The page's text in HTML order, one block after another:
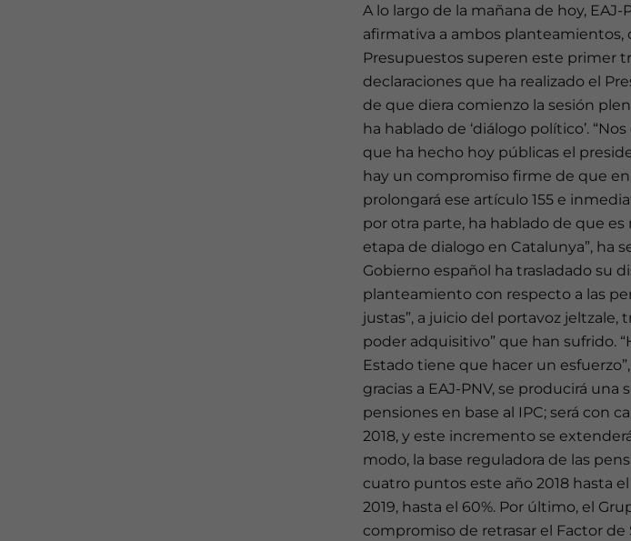
A lo largo de la mañana de hoy,
afirmativa a ambos
Presupuestos superen este primer
declaraciones que ha realizado el
de que diera comienzo la sesión
ha hablado de ‘diálogo político’.
que ha hecho hoy públicas el
hay un compromiso firme de que
prolongará ese artículo 155 e
por otra parte, ha hablado de que
etapa de dialogo en Catalunya”, ha
Gobierno español ha trasladado su
planteamiento con respecto a las
justas”, a juicio del portavoz jeltzale,
poder adquisitivo” que han sufrido.
Estado tiene que hacer un
gracias a EAJ-PNV, se producirá una
pensiones en base al IPC; será con
2018, y este incremento se
modo, la base reguladora de las
cuatro puntos este año 2018 hasta
2019, hasta el 60%. Por último, el
compromiso de retrasar el Factor